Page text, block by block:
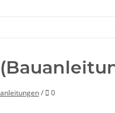
/ Kommentare
0